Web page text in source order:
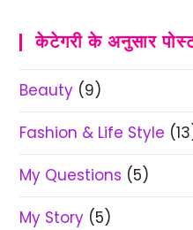
केटेगरी के अनुसार
Beauty (9)
Fashion & Life Style
My Questions (5)
My Story (5)